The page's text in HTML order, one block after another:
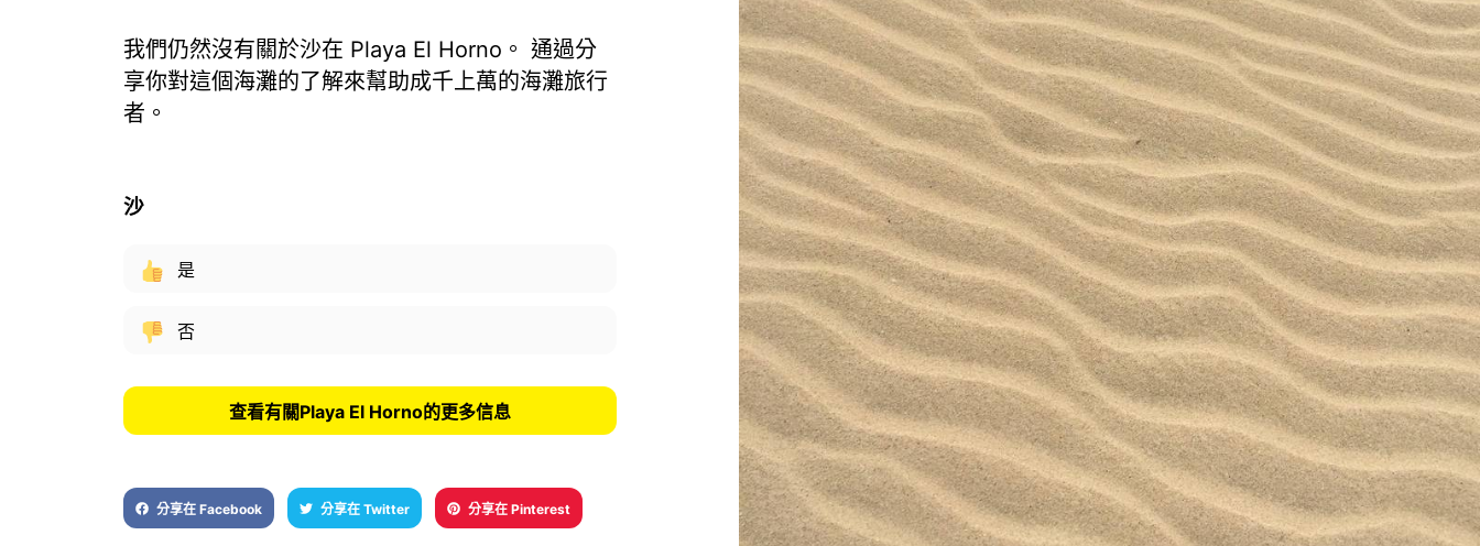
我們仍然沒有關於沙在 Playa El Horno。 通過分
享你對這個海灘的了解來幫助成千上萬的海灘旅行
者。
沙
是
否
查看有關Playa El Horno的更多信息
分享在 Facebook 分享在 Twitter 分享在 Pinterest